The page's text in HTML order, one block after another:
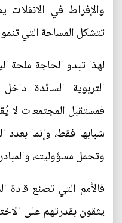
والإفراط في الانفلات
تتشكل المساحة التي
لهذا تبدو الحاجة ملحة
التربوية السائدة
فمستقبل المجتمعات لا
شبابها فقط، وإنما بعدد
وتحمل مسؤوليته،
فالأمم التي تصنع قادة
يثقون بقدرتهم على